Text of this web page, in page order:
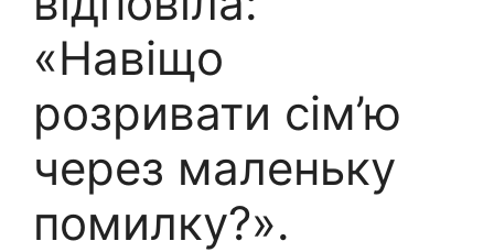
«Навіщо
розривати сім’ю
через маленьку
помилку?».